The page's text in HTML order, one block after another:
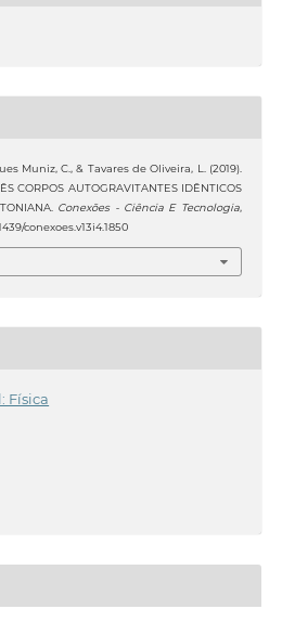
Muniz, C., & Tavares de Oliveira, L. (2019).
CORPOS AUTOGRAVITANTES IDÊNTICOS
Conexões - Ciência E Tecnologia,
conexoes.v13i4.1850
Física